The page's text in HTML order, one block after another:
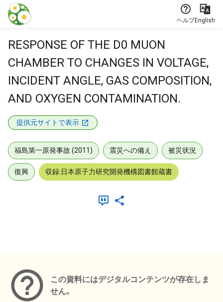
本文に飛ぶ
ヘルプEnglish
RESPONSE OF THE D0 MUON
CHAMBER TO CHANGES IN VOLTAGE,
INCIDENT ANGLE, GAS COMPOSITION,
AND OXYGEN CONTAMINATION.
提供元サイトで表示
福島第一原発事故 (2011) 震災への備え 被災状況
復興 収録:日本原子力研究開発機構図書館蔵書
この資料にはデジタルコンテンツが存在しま
せん。